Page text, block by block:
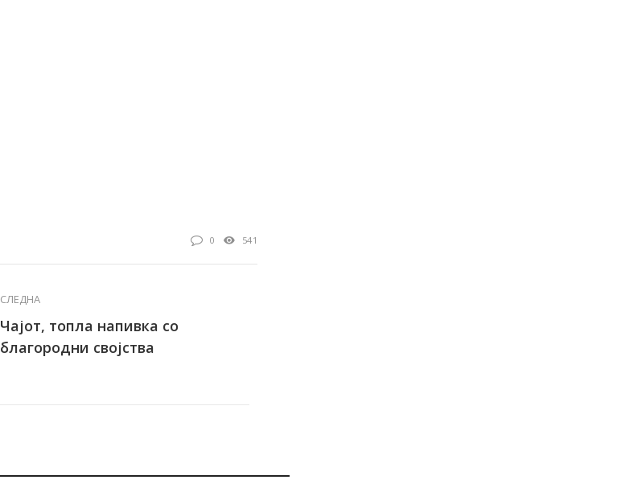
0 541
СЛЕДНА
Чајот, топла напивка со
благородни својства